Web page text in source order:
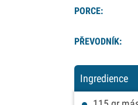
PORCE:
PŘEVODNÍK:
Ingredience